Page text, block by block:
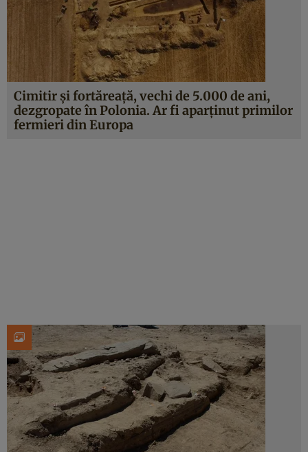
Cimitir și fortăreață, vechi de 5.000 de ani,
dezgropate în Polonia. Ar fi aparținut primilor
fermieri din Europa